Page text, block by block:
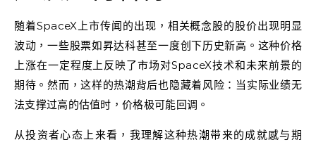
随着SpaceX上市传闻的出现，相关概念股的股价出现明显
波动，一些股票如昇达科甚至一度创下历史新高。这种价格
上涨在一定程度上反映了市场对SpaceX技术和未来前景的
期待。然而，这样的热潮背后也隐藏着风险：当实际业绩无
法支撑过高的估值时，价格极可能回调。
从投资者心态上来看，我理解这种热潮带来的成就感与期